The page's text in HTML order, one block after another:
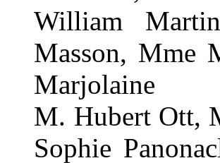
William
Masson, Mme
Marjolaine
M. Hubert Ott,
Sophie